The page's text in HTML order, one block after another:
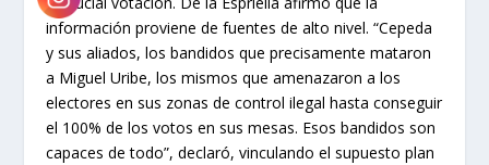
información proviene de fuentes de alto nivel. “Cepeda
y sus aliados, los bandidos que precisamente mataron
a Miguel Uribe, los mismos que amenazaron a los
electores en sus zonas de control ilegal hasta conseguir
el 100% de los votos en sus mesas. Esos bandidos son
capaces de todo”, declaró, vinculando el supuesto plan